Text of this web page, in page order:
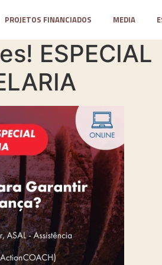
PROJETOS FINANCIADOS MEDIA
ESPECIAL